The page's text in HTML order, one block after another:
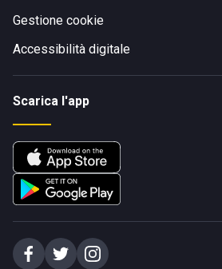
Gestione cookie
Accessibilità digitale
Scarica l'app